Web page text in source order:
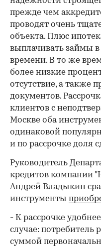
прежде чем
проводят очень
объекта. Плюс
выплачивать займы в
времени. В то же
более низкие
отсутствие, а также
документов.
клиентов с
Москве оба
одинаковой
и по рассрочке доля
Руководитель
кредитов компании
Андрей Владыкин
инструменты
- К рассрочке
случае: потребитель
суммой